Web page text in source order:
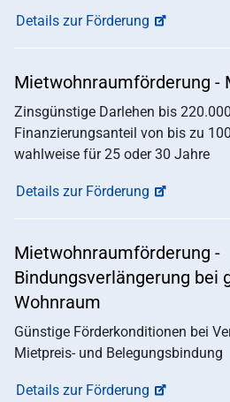
Details zur Förderung
Mietwohnraumförderung -
Zinsgünstige Darlehen bis
Finanzierungsanteil von bis zu
wahlweise für 25 oder 30 Jahre
Details zur Förderung
Mietwohnraumförderung -
Bindungsverlängerung bei
Wohnraum
Günstige Förderkonditionen bei
Mietpreis- und Belegungsbindung
Details zur Förderung